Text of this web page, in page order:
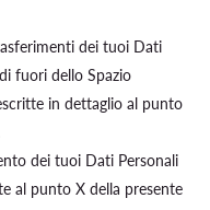
dei tuoi Dati
fuori dello Spazio
in dettaglio al punto
dei tuoi Dati Personali
al punto X della presente